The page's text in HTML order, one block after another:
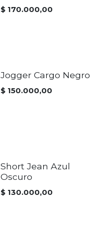
$ 170.000,00
Jogger Cargo Negro
$ 150.000,00
Short Jean Azul
Oscuro
$ 130.000,00